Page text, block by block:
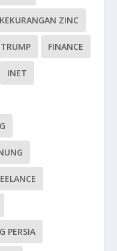
ZINC
FINANCE
INET
PERSIA